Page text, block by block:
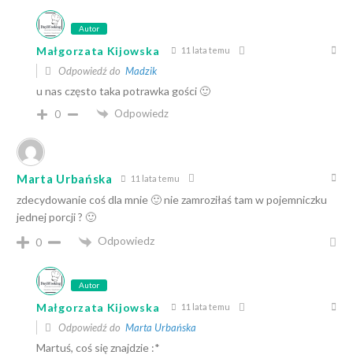
Autor
Małgorzata Kijowska 11 lata temu
Odpowiedź do Madzik
u nas często taka potrawka gości 🙂
0 Odpowiedz
Marta Urbańska 11 lata temu
zdecydowanie coś dla mnie 🙂 nie zamroziłaś tam w pojemniczku
jednej porcji ? 🙂
0
Odpowiedz
Autor
Małgorzata Kijowska 11 lata temu
Odpowiedź do Marta Urbańska
Martuś, coś się znajdzie :*